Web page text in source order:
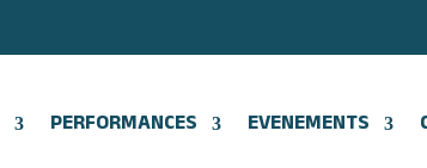
PERFORMANCES EVENEMENTS